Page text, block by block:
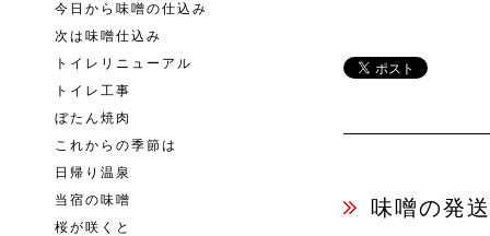
今日から味噌の仕込み
次は味噌仕込み
トイレリニューアル
トイレ工事
ぼたん焼肉
これからの季節は
日帰り温泉
当宿の味噌
桜が咲くと
味噌の発